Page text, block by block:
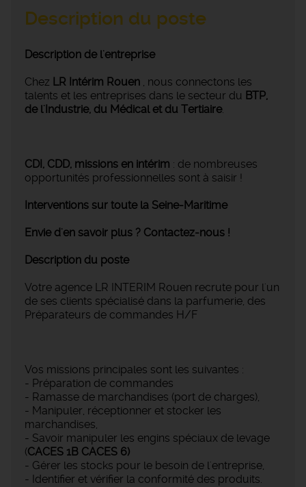
Description du poste
Description de l'entreprise
Chez LR Intérim Rouen , nous connectons les
talents et les entreprises dans le secteur du BTP,
de l'Industrie, du Médical et du Tertiaire.
CDI, CDD, missions en intérim : de nombreuses
opportunités professionnelles sont à saisir !
Interventions sur toute la Seine-Maritime
Envie d'en savoir plus ? Contactez-nous !
Description du poste
Votre agence LR INTERIM Rouen recrute pour l'un
de ses clients spécialisé dans la parfumerie, des
Préparateurs de commandes H/F
Vos missions principales sont les suivantes :
- Préparation de commandes
- Ramasse de marchandises (port de charges),
- Manipuler, réceptionner et stocker les
marchandises,
- Savoir manipuler les engins spéciaux de levage
(CACES 1B CACES 6)
- Gérer les stocks pour le besoin de l'entreprise,
- Identifier et vérifier la conformité des produits.